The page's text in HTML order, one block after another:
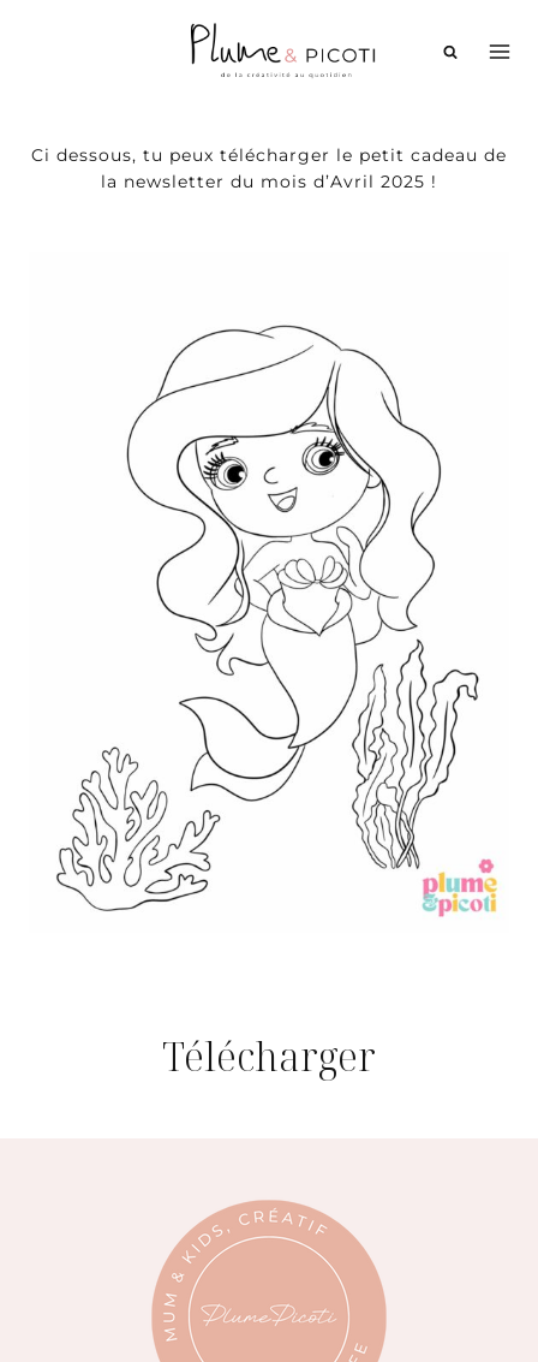
Ci dessous, tu peux télécharger le petit cadeau de
la newsletter du mois d’Avril 2025 !
Télécharger